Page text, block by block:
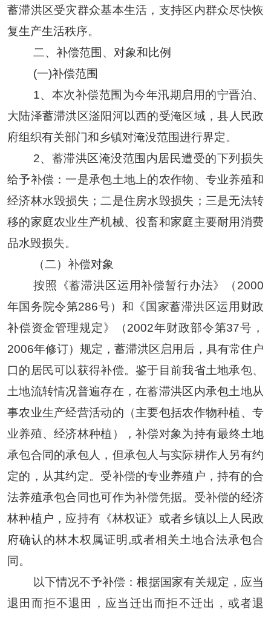
蓄滞洪区受灾群众基本生活，支持区内群众尽快恢
复生产生活秩序。
二、补偿范围 、对象和 比例
(一)补偿范围
1、 本次补偿范围为今年汛期启用的宁晋泊、
大陆泽蓄滞洪区滏阳河以西的受淹区域，县人民政
府组织有关部门和乡镇对淹没范围进行界定。
2、蓄滞洪区淹没范围内居民遭受的下列损失
给予补偿：一是承包土地上的农作物、专业养殖和
经济林水毁损失； 二是住房水毁损失； 三是无法转
移的家庭农业生产机械、役畜和家庭主要耐用消费
品水毁损失。
（二）补偿对象
按照《蓄滞洪区运用补偿暂行办法》（ 2000
年国务院令第286号）和《国家蓄滞洪区运用财政
补偿资金管理规定》（2002年财政部令第37号，
2006年修订）规定，蓄滞洪区启用后，具有常住户
口的居民可以获得补偿。鉴于目前我省土地承包、
土地流转情况普遍存在，在蓄滞洪区内承包土地从
事农业生产经营活动的（主要包括农作物种植、专
业养殖、经济林种植），补偿对象为持有最终土地
承包合同的承包人，但承包人与实际耕作人另有约
定的，从其约定。 受补偿的专业养殖户，持有的合
法养殖承包合同也可作为补偿凭据。 受补偿的经济
林种植户，应持有《林权证》或者乡镇以上人民政
府确认的林木权属证明 ,或者相关土地合法承包合
同。
以下情况不予补偿：根据国家有关规定，应当
退田而拒不退田，应当迁出而拒不迁出，或者退